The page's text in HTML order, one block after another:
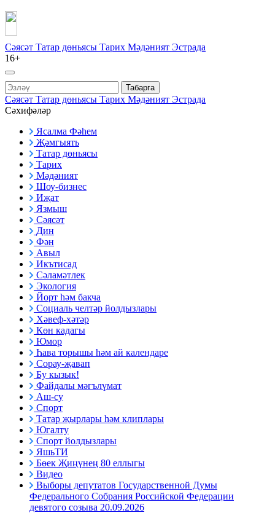
Сәясәт Татар дөньясы Тарих Мәдәният Эстрада
16+
Табарга
Сәясәт Татар дөньясы Тарих Мәдәният Эстрада
Сәхифәләр
Ясалма Фәһем
Җәмгыять
Татар дөньясы
Тарих
Мәдәният
Шоу-бизнес
Иҗат
Язмыш
Сәясәт
Дин
Фән
Авыл
Икътисад
Сәламәтлек
Экология
Йорт һәм бакча
Социаль челтәр йолдызлары
Хәвеф-хәтәр
Көн кадагы
Юмор
Һава торышы һәм ай календаре
Сорау-җавап
Бу кызык!
Файдалы мәгълүмат
Аш-су
Спорт
Татар җырлары һәм клиплары
Югалту
Спорт йолдызлары
ЯшьТИ
Бөек Җиңүнең 80 еллыгы
Видео
Выборы депутатов Государственной Думы
Федерального Собрания Российской Федерации
девятого созыва 20.09.2026